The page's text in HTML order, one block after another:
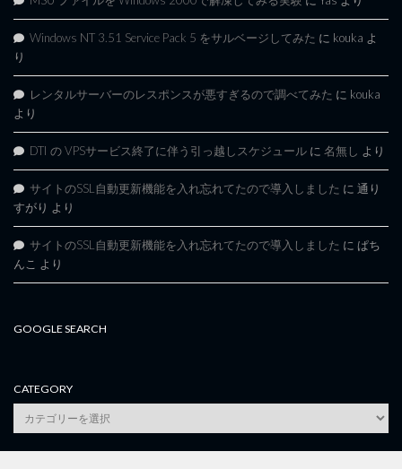
Windows NT 3.51 Service Pack 5 をサルベージしてみた に kouka よ
り
レンタルサーバーのレスポンスが悪すぎるので調べてみた に kouka
より
DTI の VPSサービス終了に伴う引っ越しスケジュール に 名無し より
サイトのSSL自動更新機能を入れ忘れてたので導入しました に 通り
すがり より
サイトのSSL自動更新機能を入れ忘れてたので導入しました に ぱち
んこ より
GOOGLE SEARCH
CATEGORY
category